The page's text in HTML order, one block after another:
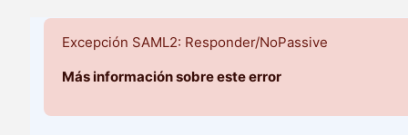
Excepción SAML2: Responder/NoPassive
Más información sobre este error